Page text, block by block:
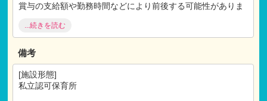
賞与の支給額や勤務時間などにより前後する可能性がありま
【福利厚生】
社会保険完備（健康・厚生・労災・雇用）
交通費支給（上限30,000円）
昇給あり
...続きを読む
備考
[施設形態]
私立認可保育所